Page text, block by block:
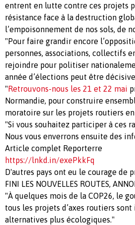
entrent en lutte contre ces projets
résistance face à la destruction
l’empoisonnement de nos sols, de
"Pour faire grandir encore
personnes, associations, collectifs
rejoindre pour politiser
année d’élections peut être
"Retrouvons-nous les 21 et 22 mai
Normandie, pour construire
moratoire sur les projets routiers
"Si vous souhaitez participer à ces
Nous vous enverrons ensuite des
Article complet Reporterre
https://lnkd.in/exePkkFq
D'autres pays ont eu le courage de
FINI LES NOUVELLES ROUTES,
"À quelques mois de la COP26, le
tous les projets d’axes routiers
alternatives plus écologiques."